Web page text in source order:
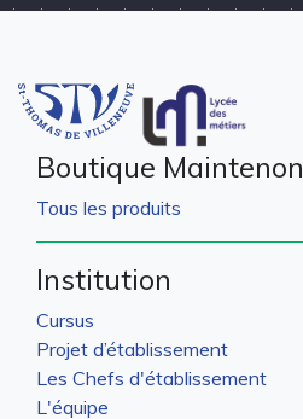
Boutique Maintenon
Tous les produits
Institution
Cursus
Projet d’établissement
Les Chefs d'établissement
L'équipe